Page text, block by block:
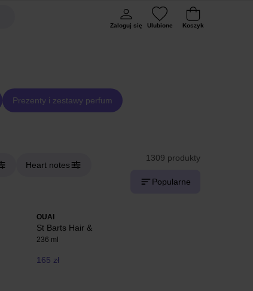
Zaloguj się Ulubione Koszyk
Prezenty i zestawy perfum
Heart notes
1309 produkty
Popularne
OUAI
St Barts Hair &
236 ml
165 zł